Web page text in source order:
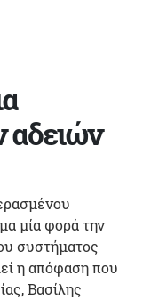
αδειών
μία φορά την
συστήματος
η απόφαση που
Βασίλης